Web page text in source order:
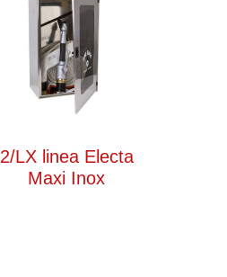
2/LX linea Electa
Maxi Inox